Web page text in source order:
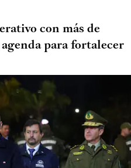
con más de
para fortalecer